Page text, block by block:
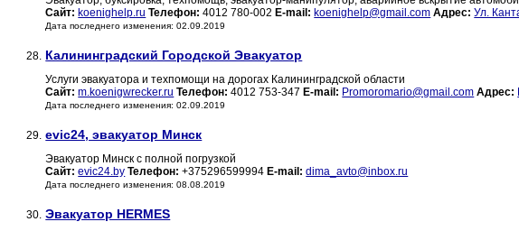
Сайт: koenighelp.ru Телефон: 4012 780-002 E-mail: koenighelp@gmail.com Адрес: Ул.
Дата последнего изменения: 02.09.2019
28. Калининградский Городской Эвакуатор
Услуги эвакуатора и техпомощи на дорогах Калининградской области
Сайт: m.koenigwrecker.ru Телефон: 4012 753-347 E-mail: Promoromario@gmail.com Адрес:
Дата последнего изменения: 02.09.2019
29. evic24, эвакуатор Минск
Эвакуатор Минск с полной погрузкой
Сайт: evic24.by Телефон: +375296599994 E-mail: dima_avto@inbox.ru
Дата последнего изменения: 08.08.2019
30. Эвакуатор HERMES